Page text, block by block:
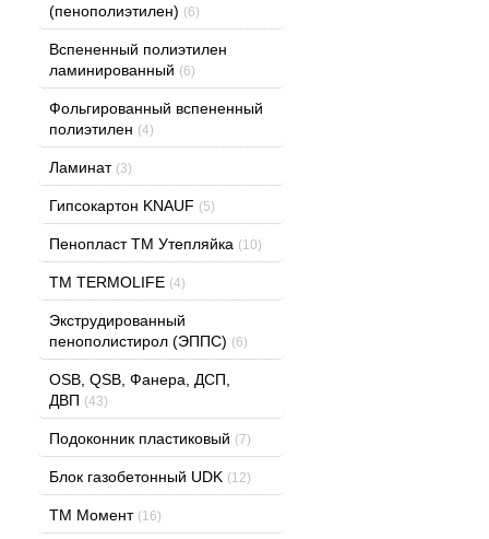
(пенополиэтилен) (6)
Вспененный полиэтилен
ламинированный (6)
Фольгированный вспененный
полиэтилен (4)
Ламинат (3)
Гипсокартон KNAUF (5)
Пенопласт ТМ Утепляйка (10)
TM TERMOLIFE (4)
Экструдированный
пенополистирол (ЭППС) (6)
OSB, QSB, Фанера, ДСП,
ДВП (43)
Подоконник пластиковый (7)
Блок газобетонный UDK (12)
ТМ Момент (16)